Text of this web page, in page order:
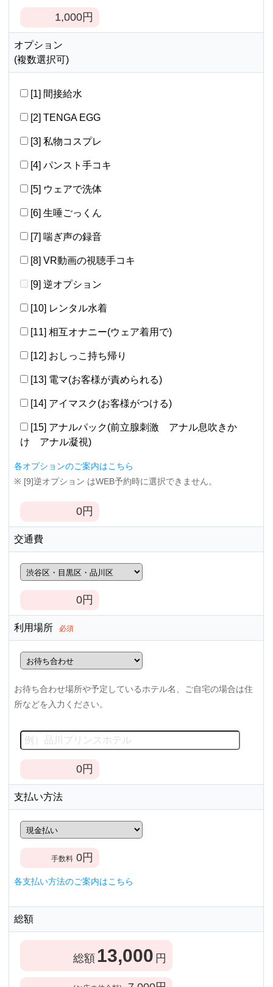
1,000円
オプション
(複数選択可)
[1] 間接給水
[2] TENGA EGG
[3] 私物コスプレ
[4] パンスト手コキ
[5] ウェアで洗体
[6] 生唾ごっくん
[7] 喘ぎ声の録音
[8] VR動画の視聴手コキ
[9] 逆オプション
[10] レンタル水着
[11] 相互オナニー(ウェア着用で)
[12] おしっこ持ち帰り
[13] 電マ(お客様が責められる)
[14] アイマスク(お客様がつける)
[15] アナルパック(前立腺刺激 アナル息吹きか
け アナル凝視)
各オプションのご案内はこちら
※ [9]逆オプション はWEB予約時に選択できません。
0円
交通費
0円
利用場所 必須
お待ち合わせ場所や予定しているホテル名、ご自宅の場合は住
所などを入力ください。
0円
支払い方法
手数料 0円
各支払い方法のご案内はこちら
総額
総額 13,000 円